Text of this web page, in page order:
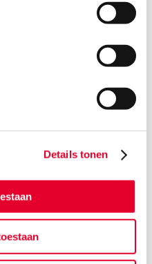
Details tonen